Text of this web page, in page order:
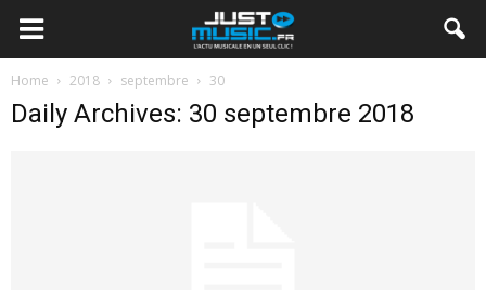
Home 2018 septembre 30
Daily Archives: 30 septembre 2018